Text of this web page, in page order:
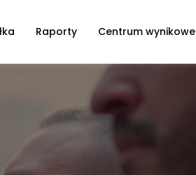
Raporty Centrum wynikowe